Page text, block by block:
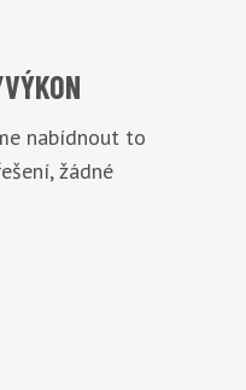
nabídnout to
žádné